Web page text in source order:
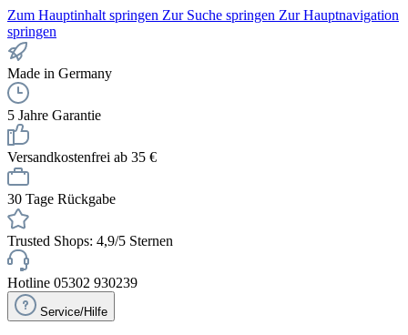
Zum Hauptinhalt springen Zur Suche springen Zur Hauptnavigation
springen
Made in Germany
5 Jahre Garantie
Versandkostenfrei ab 35 €
30 Tage Rückgabe
Trusted Shops: 4,9/5 Sternen
Hotline 05302 930239
Service/Hilfe